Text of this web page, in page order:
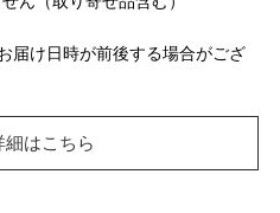
届け日時が前後する場合がござ
はこちら